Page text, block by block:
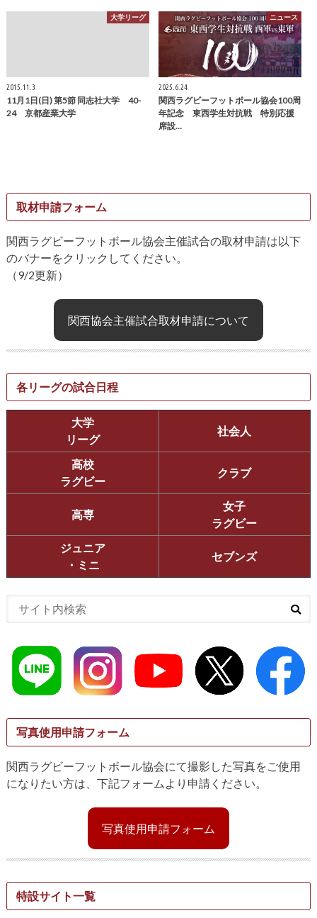
大学リーグ
2015.11.3
11月1日(日) 第5節 同志社大学 40-
24 京都産業大学
ニュース
2025.6.24
関西ラグビーフットボール協会100周
年記念 東西学生対抗戦 特別応援
席設…
取材申請フォーム
関西ラグビーフットボール協会主催試合の取材申請は以下
のバナーをクリックしてください。
（9/2更新）
関西協会主催試合取材申請について
各リーグの試合日程
大学
リーグ
社会人
高校
ラグビー
クラブ
高専
女子
ラグビー
ジュニア
・ミニ
セブンズ
写真使用申請フォーム
関西ラグビーフットボール協会にて撮影した写真をご使用
になりたい方は、下記フォームより申請ください。
写真使用申請フォーム
特設サイト一覧